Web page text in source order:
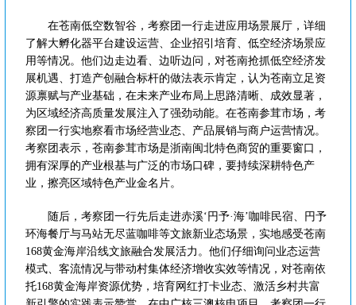
在苍南低空数智谷，考察团一行走进应用场景展厅，详细
了解大孵化器平台建设运营、企业招引培育、低空经济场景应
用等情况。他们边走边看、边听边问，对苍南抢抓低空经济发
展机遇、打造产创融合标杆的做法表示肯定，认为苍南立足资
源禀赋与产业基础，在未来产业布局上思路清晰、成效显著，
为区域经济高质量发展注入了强劲动能。在苍南参茸市场，考
察团一行实地察看市场经营业态、产品展销与商户运营情况。
考察团表示，苍南参茸市场是浙南闽北特色商贸的重要窗口，
拥有深厚的产业根基与广泛的市场口碑，要持续深耕特色产
业，擦亮区域特色产业金名片。
随后，考察团一行先后走进赤溪‘円予·海’咖啡民宿、円予
环海餐厅与马站无尽蓝咖啡等文旅新业态场景，实地感受苍南
168黄金海岸沿线文旅融合发展活力。他们仔细询问业态运营
模式、客流情况与带动村集体经济增收实效等情况，对苍南依
托168黄金海岸资源优势，培育网红打卡业态、激活乡村共富